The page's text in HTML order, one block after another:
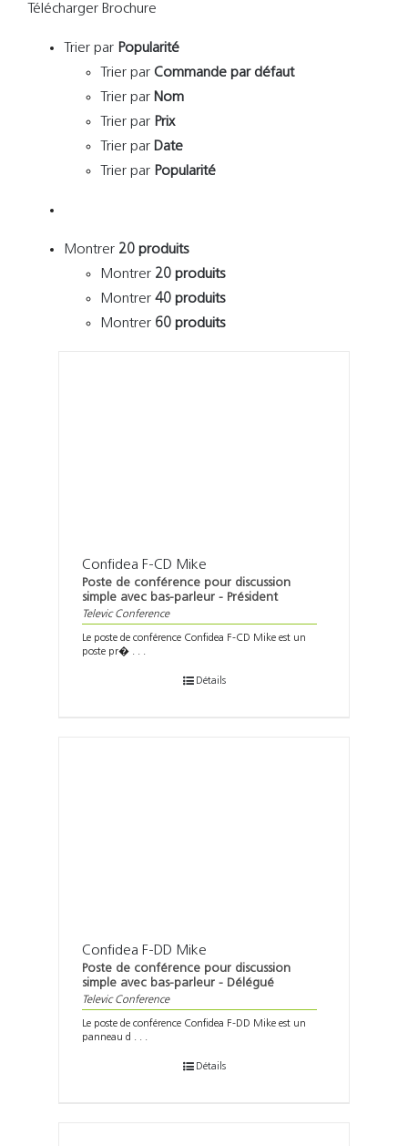
Télécharger Brochure
Trier par Popularité
Trier par Commande par défaut
Trier par Nom
Trier par Prix
Trier par Date
Trier par Popularité
Montrer 20 produits
Montrer 20 produits
Montrer 40 produits
Montrer 60 produits
Confidea F-CD Mike
Poste de conférence pour discussion
simple avec bas-parleur - Président
Televic Conference
Le poste de conférence Confidea F-CD Mike est un
poste pr� . . .
Détails
Confidea F-DD Mike
Poste de conférence pour discussion
simple avec bas-parleur - Délégué
Televic Conference
Le poste de conférence Confidea F-DD Mike est un
panneau d . . .
Détails